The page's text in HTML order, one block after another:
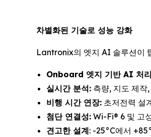
차별화된 기술로 성능 강화
Lantronix의 엣지 AI 솔루션이
Onboard 엣지 기반 AI 처
실시간 분석: 측량, 지도 제작
비행 시간 연장: 초저전력 설
첨단 연결성: Wi-Fi® 6 및 고
견고한 설계: -25°C에서